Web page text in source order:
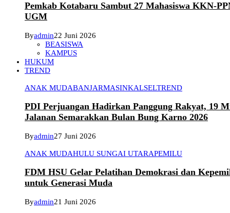
Pemkab Kotabaru Sambut 27 Mahasiswa KKN-
UGM
Byadmin22 Juni 2026
BEASISWA
KAMPUS
HUKUM
TREND
ANAK MUDABANJARMASINKALSELTREND
PDI Perjuangan Hadirkan Panggung Rakyat, 19
Jalanan Semarakkan Bulan Bung Karno 2026
Byadmin27 Juni 2026
ANAK MUDAHULU SUNGAI UTARAPEMILU
FDM HSU Gelar Pelatihan Demokrasi dan
untuk Generasi Muda
Byadmin21 Juni 2026